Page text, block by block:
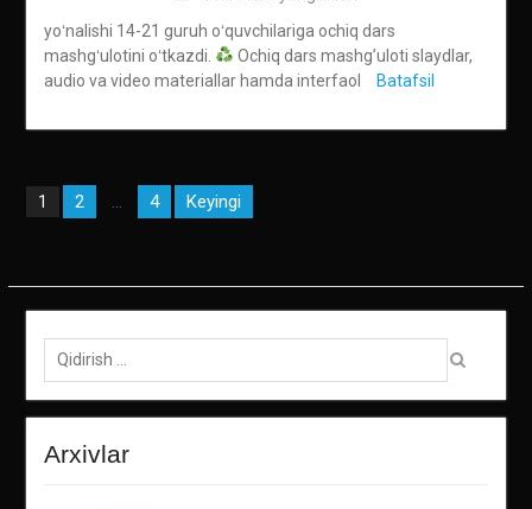
yoʻnalishi 14-21 guruh oʻquvchilariga ochiq dars
mashgʻulotini oʻtkazdi.
Ochiq dars mashg’uloti slaydlar,
audio va video materiallar hamda interfaol
Batafsil
Maqolalar
bo‘yicha
1 2 4 Keyingi
Qidirish:
Arxivlar